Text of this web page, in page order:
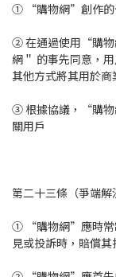
① “購物網”創作的
② 在通過使用“購物
網＂ 的事先同意，
其他方式將其用於商
③ 根據協議，“購物
關用戶
第二十三條（爭端解
① “購物網”應時常
見或投訴時，賠償其